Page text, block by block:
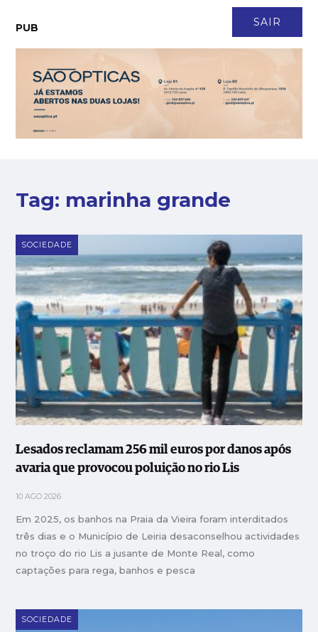
SAIR
PUB
Tag: marinha grande
SOCIEDADE
Lesados reclamam 256 mil euros por danos após
avaria que provocou poluição no rio Lis
10 AGO 2026
Em 2025, os banhos na Praia da Vieira foram interditados
três dias e o Município de Leiria desaconselhou actividades
no troço do rio Lis a jusante de Monte Real, como
captações para rega, banhos e pesca
SOCIEDADE